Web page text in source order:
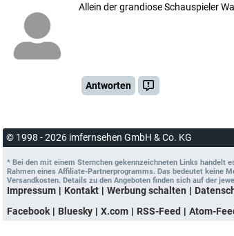
Allein der grandiose Schauspieler
Antworten
© 1998 - 2026 imfernsehen GmbH & Co. KG
* Bei den mit einem Sternchen gekennzeichneten Links handelt
Rahmen eines Affiliate-Partnerprogramms. Das bedeutet keine
Versandkosten. Details zu den Angeboten finden sich auf der
Impressum Kontakt Werbung schalten
Facebook
Bluesky X.com RSS-Feed Atom-